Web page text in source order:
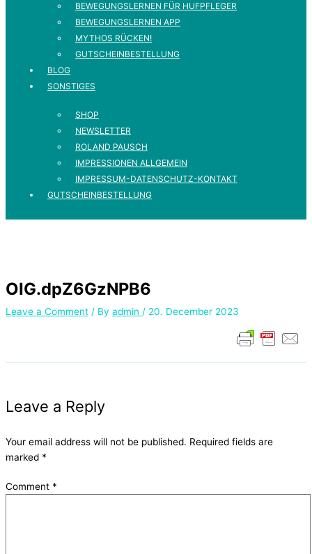
BEWEGUNGSLERNEN FÜR HUFPFLEGER
BEWEGUNGSLERNEN APP
MYTHOS RÜCKEN!
GUTSCHEINBESTELLUNG
BLOG
SONSTIGES
SHOP
NEWSLETTER
ROLAND PAUSCH
IMPRESSIONEN ALLGEMEIN
IMPRESSUM-DATENSCHUTZ-KONTAKT
GUTSCHEINBESTELLUNG
OIG.dpZ6GzNPB6
Leave a Comment / By admin / 20. December 2023
Leave a Reply
Your email address will not be published. Required fields are
marked *
Comment *